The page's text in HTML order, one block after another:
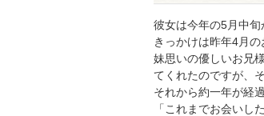
彼女は今年の5月中旬
きっかけは昨年4月の
妹思いの優しいお兄
てくれたのですが、
それから約一年が経
「これまでお会いし